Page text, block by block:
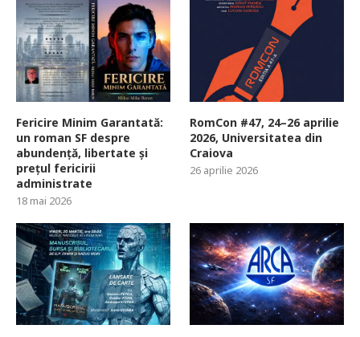
Fericire Minim Garantată:
un roman SF despre
abundență, libertate și
prețul fericirii
administrate
18 mai 2026
RomCon #47, 24–26 aprilie
2026, Universitatea din
Craiova
26 aprilie 2026